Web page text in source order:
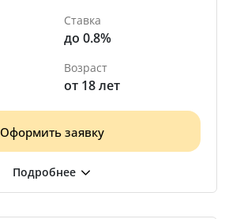
Ставка
до 0.8%
Возраст
от 18 лет
Оформить заявку